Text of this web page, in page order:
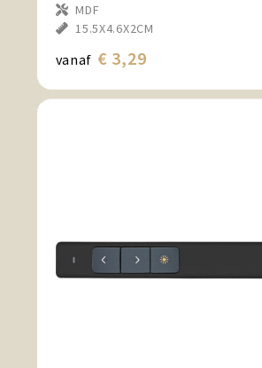
MDF
15.5X4.6X2CM
vanaf € 3,29